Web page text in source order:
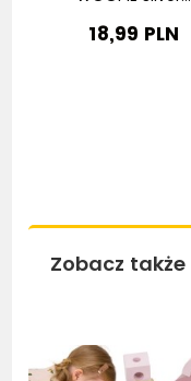
18,99 PLN
Zobacz także